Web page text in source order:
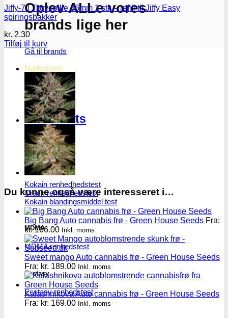
Oplev ALLe vores
brands lige her
Gå til brands
Narkotests
Narkotests
Kokain Tests
Kokain renhedhedstest
Crack renhedhedstest
Kokain blandingsmiddel test
MDMA
MDMA renhedstest
Ecstasy
Ecstasy renhedstest
Jiffy-7 | Tørvepille 36mm 1 stk – refill til Jiffy Easy
spiringsbakker
kr. 2.30
Tilføj til kurv
Du kunne også være interesseret i…
Big Bang Auto cannabis frø - Green House Seeds Fra:
kr.166.00 Inkl. moms
Sweet mango Auto cannabis frø - Green House Seeds
Fra: kr. 189.00 Inkl. moms
Kalashnikova Auto cannabis frø - Green House Seeds
Fra: kr. 169.00 Inkl. moms